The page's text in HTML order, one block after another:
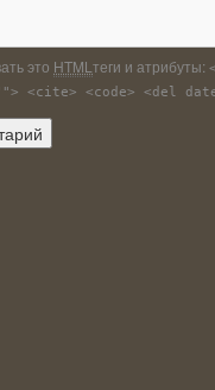
это HTML теги и атрибуты:
<cite> <code> <del